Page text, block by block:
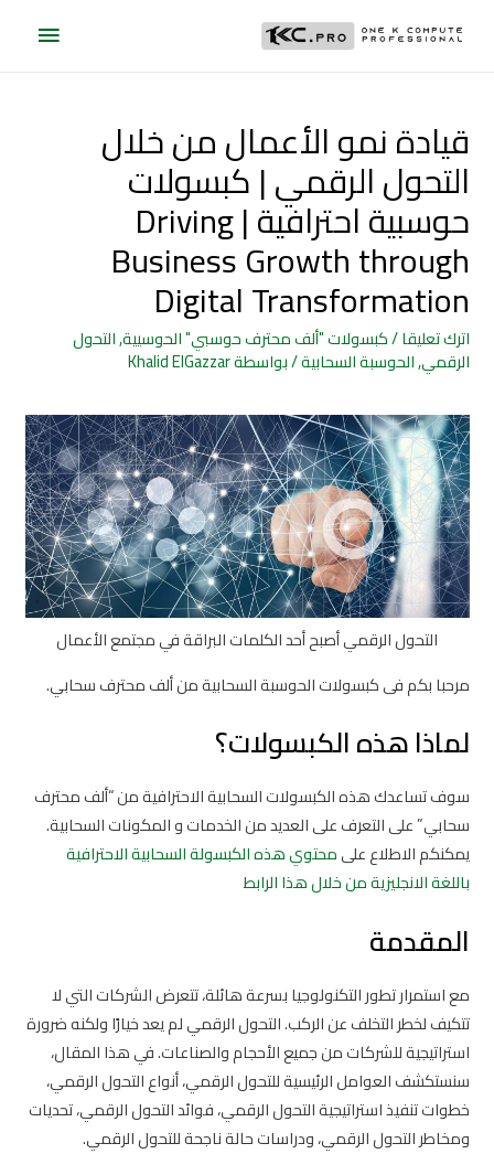
قيادة نمو الأعمال من خلال
التحول الرقمي | كبسولات
حوسبية احترافية | Driving
Business Growth through
Digital Transformation
اترك تعليقا/كبسولات "ألف محترف حوسبي" الحوسيية,التحول
الرقمي,الحوسبة السحابية/ بواسطةKhalid ElGazzar
التحول الرقمي أصبح أحد الكلمات البراقة في مجتمع الأعمال
مرحبا بكم فى كبسولات الحوسبة السحابية من ألف محترف سحابي.
لماذا هذه الكبسولات؟
سوف تساعدك هذه الكبسولات السحابية الاحترافية من “ألف محترف
سحابي” على التعرف على العديد من الخدمات و المكونات السحابية.
يمكنكم الاطلاع علىمحتوي هذه الكبسولة السحابية الاحترافية
باللغة الانجليزية من خلال هذا الرابط
المقدمة
مع استمرار تطور التكنولوجيا بسرعة هائلة، تتعرض الشركات التي لا
تتكيف لخطر التخلف عن الركب. التحول الرقمي لم يعد خيارًا ولكنه ضرورة
استراتيجية للشركات من جميع الأحجام والصناعات. في هذا المقال،
سنستكشف العوامل الرئيسية للتحول الرقمي، أنواع التحول الرقمي،
خطوات تنفيذ استراتيجية التحول الرقمي، فوائد التحول الرقمي، تحديات
ومخاطر التحول الرقمي، ودراسات حالة ناجحة للتحول الرقمي.